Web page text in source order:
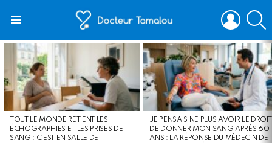
LOGIN
LATEST
STORIES
TOUT LE MONDE RETIENT LES
ÉCHOGRAPHIES ET LES PRISES DE
SANG : C’EST EN SALLE DE
JE PENSAIS NE PLUS AVOIR LE DROIT
DE DONNER MON SANG APRÈS 60
ANS : LA RÉPONSE DU MÉDECIN DE